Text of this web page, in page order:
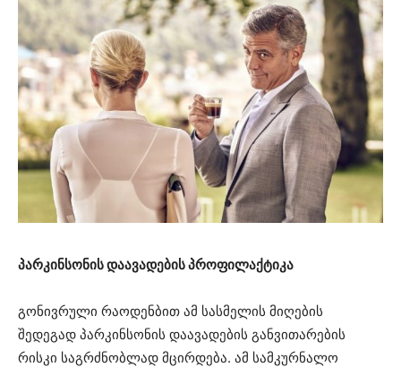
პარკინსონის დაავადების პროფილაქტიკა
გონივრული რაოდენბით ამ სასმელის მიღების
შედეგად პარკინსონის დაავადების განვითარების
რისკი საგრძნობლად მცირდება. ამ სამკურნალო